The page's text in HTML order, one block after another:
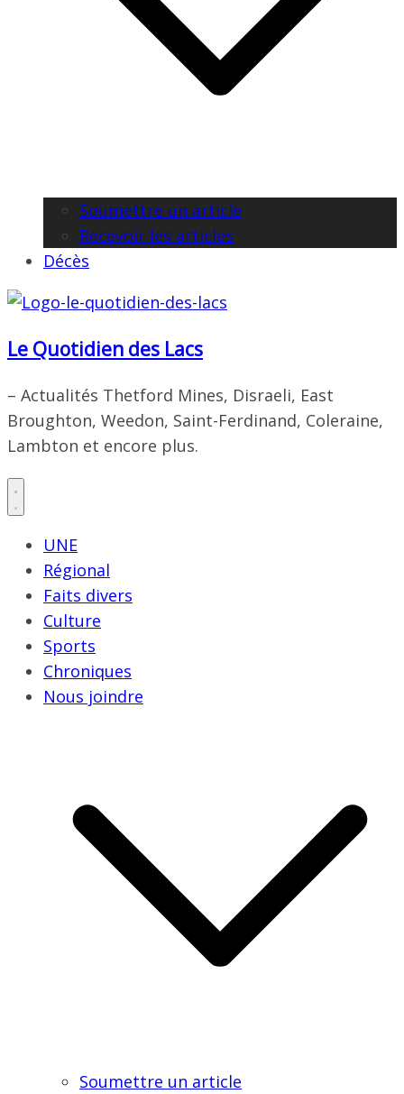
Soumettre un article
Recevoir les articles
Décès
Le Quotidien des Lacs
– Actualités Thetford Mines, Disraeli, East
Broughton, Weedon, Saint-Ferdinand, Coleraine,
Lambton et encore plus.
UNE
Régional
Faits divers
Culture
Sports
Chroniques
Nous joindre
Soumettre un article